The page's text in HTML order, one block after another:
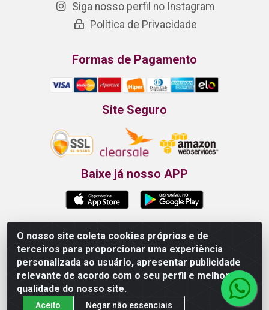
O nosso site coleta cookies próprios e de
terceiros para proporcionar uma experiência
personalizada ao usuário, apresentar publicidade
relevante de acordo com o seu perfil e melhorar a
qualidade do nosso site.
Aceito Negar não essenciais
Siga nosso perfil no Instagram
Política de Privacidade
Formas de Pagamento
Site Seguro
Baixe já nosso APP
Propão - Rua Armando da Fonte, 91 - Maurício de
Nassau - Caruaru/PE - CEP 55012-025 - CNPJ
24.407.389/0001-52